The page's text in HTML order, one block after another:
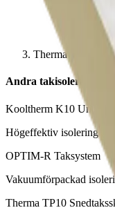
Therma TR26
Andra
Kooltherm K10
Högeffektiv isolering för
OPTIM-R Taksystem
Vakuumförpackad
Therma TP10